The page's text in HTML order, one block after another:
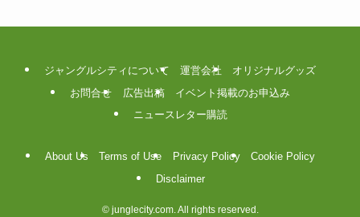
ジャングルシティについて 運営会社
オリジナルグッズ
お問合せ
広告出稿
イベント掲載のお申込み
ニュースレター購読
About Us Terms of Use Privacy Policy
Cookie Policy
Disclaimer
©junglecity.com. All rights reserved.